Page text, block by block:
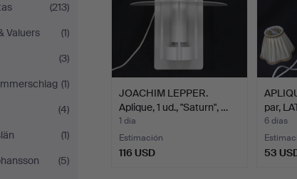
(213)
Valuers
(1)
(3)
(1)
(4)
(1)
(5)
JOACHIM LEPPER.
Aplique, 1 ud., "Saturn", …
1 día
Estimación
116 USD
par,
6 días
53